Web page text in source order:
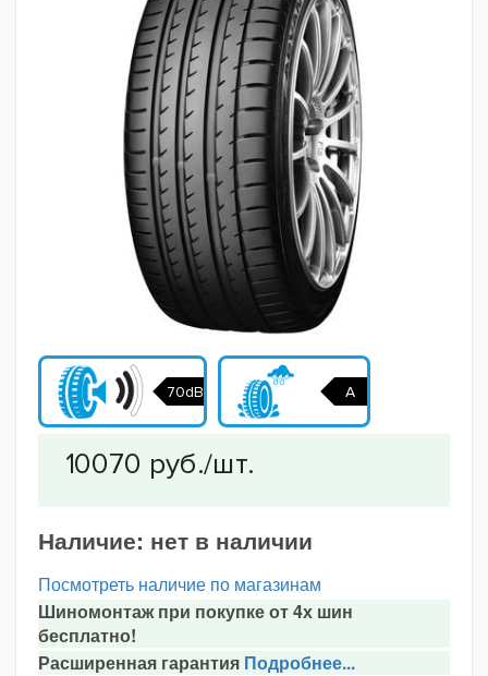
70dB A
Наличие: нет в наличии
Посмотреть наличие по магазинам
Шиномонтаж при покупке от 4х шин
бесплатно!
Расширенная гарантия Подробнее...